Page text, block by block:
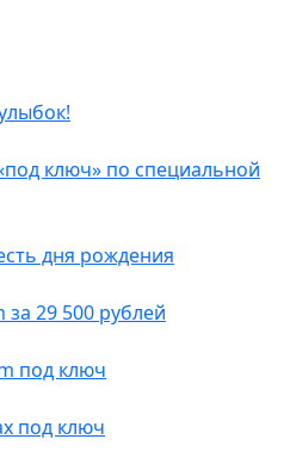
ключ» по специальной
дня рождения
29 500 рублей
под ключ
под ключ